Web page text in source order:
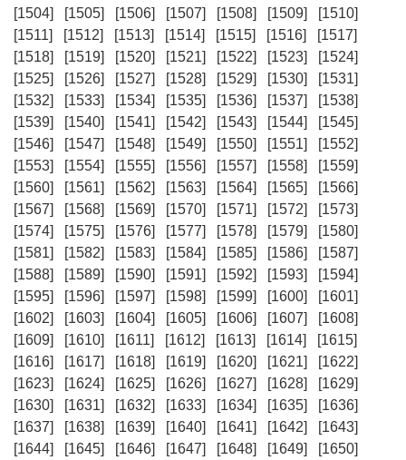
[1504]
[1505] [1506] [1507] [1508] [1509]
[1510]
[1511]
[1512] [1513] [1514] [1515] [1516]
[1517]
[1518]
[1519] [1520] [1521] [1522] [1523]
[1524]
[1525]
[1526] [1527] [1528] [1529] [1530]
[1531]
[1532]
[1533] [1534] [1535] [1536] [1537]
[1538]
[1539]
[1540] [1541] [1542] [1543] [1544]
[1545]
[1546]
[1547] [1548] [1549] [1550] [1551]
[1552]
[1553]
[1554] [1555] [1556] [1557] [1558]
[1559]
[1560]
[1561] [1562] [1563] [1564] [1565]
[1566]
[1567]
[1568] [1569] [1570] [1571] [1572]
[1573]
[1574]
[1575] [1576] [1577] [1578] [1579]
[1580]
[1581]
[1582] [1583] [1584] [1585] [1586]
[1587]
[1588]
[1589] [1590] [1591] [1592] [1593]
[1594]
[1595]
[1596] [1597] [1598] [1599] [1600]
[1601]
[1602]
[1603] [1604] [1605] [1606] [1607]
[1608]
[1609]
[1610] [1611] [1612] [1613] [1614]
[1615]
[1616]
[1617] [1618] [1619] [1620] [1621]
[1622]
[1623]
[1624] [1625] [1626] [1627] [1628]
[1629]
[1630]
[1631] [1632] [1633] [1634] [1635]
[1636]
[1637]
[1638] [1639] [1640] [1641] [1642]
[1643]
[1644]
[1645] [1646] [1647] [1648] [1649]
[1650]